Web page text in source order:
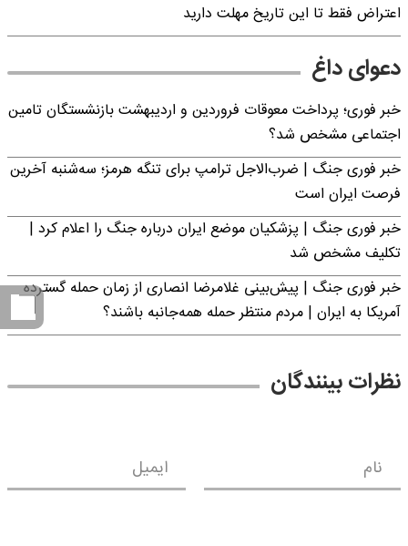
اعتراض فقط تا این تاریخ مهلت دارید
دعوای داغ
خبر فوری؛ پرداخت معوقات فروردین و اردیبهشت بازنشستگان تامین
اجتماعی مشخص شد؟
خبر فوری جنگ | ضرب‌الاجل ترامپ برای تنگه هرمز؛ سه‌شنبه آخرین
فرصت ایران است
خبر فوری جنگ | پزشکیان موضع ایران درباره جنگ را اعلام کرد |
تکلیف مشخص شد
خبر فوری جنگ | پیش‌بینی غلامرضا انصاری از زمان حمله گسترده
آمریکا به ایران | مردم منتظر حمله همه‌جانبه باشند؟
نظرات بینندگان
نام ایمیل